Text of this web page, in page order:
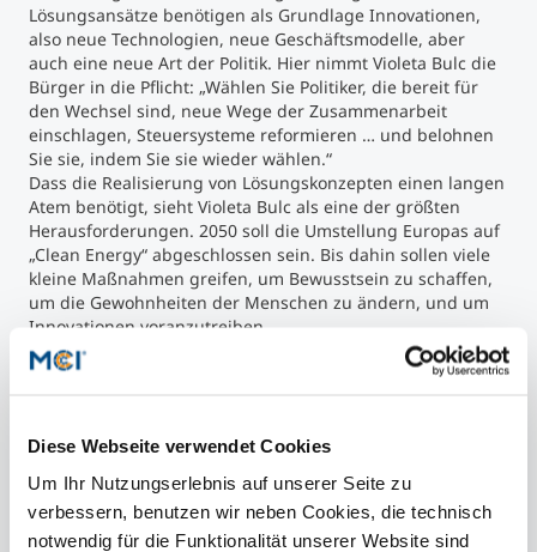
Diese Webseite verwendet Cookies
Um Ihr Nutzungserlebnis auf unserer Seite zu
verbessern, benutzen wir neben Cookies, die technisch
notwendig für die Funktionalität unserer Website sind
Lösungsansätze benötigen als Grundlage Innovationen,
also neue Technologien, neue Geschäftsmodelle, aber
auch eine neue Art der Politik. Hier nimmt Violeta Bulc die
Bürger in die Pflicht: „Wählen Sie Politiker, die bereit für
den Wechsel sind, neue Wege der Zusammenarbeit
einschlagen, Steuersysteme reformieren … und belohnen
Sie sie, indem Sie sie wieder wählen.“
Dass die Realisierung von Lösungskonzepten einen langen
Atem benötigt, sieht Violeta Bulc als eine der größten
Herausforderungen. 2050 soll die Umstellung Europas auf
„Clean Energy“ abgeschlossen sein. Bis dahin sollen viele
kleine Maßnahmen greifen, um Bewusstsein zu schaffen,
um die Gewohnheiten der Menschen zu ändern, und um
Innovationen voranzutreiben.